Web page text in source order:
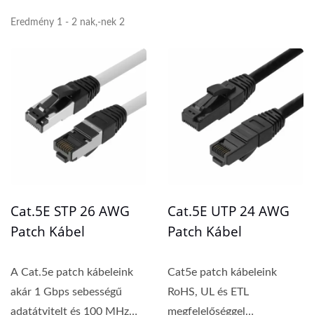
Eredmény 1 - 2 nak,-nek 2
Cat.5E STP 26 AWG
Patch Kábel
A Cat.5e patch kábeleink
akár 1 Gbps sebességű
adatátvitelt és 100 MHz
Cat.5E UTP 24 AWG
Patch Kábel
Cat5e patch kábeleink
RoHS, UL és ETL
megfelelőséggel